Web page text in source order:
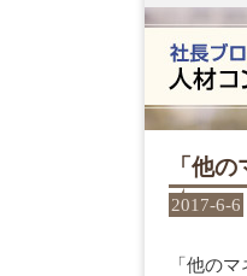
「他
2017-6-6
「他の